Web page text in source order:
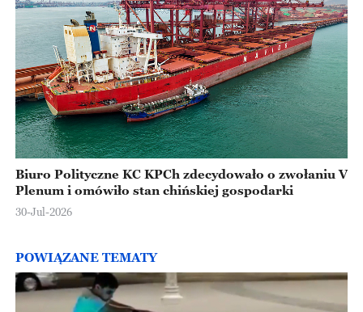
Biuro Polityczne KC KPCh zdecydowało o zwołaniu V
Plenum i omówiło stan chińskiej gospodarki
30-Jul-2026
POWIĄZANE TEMATY